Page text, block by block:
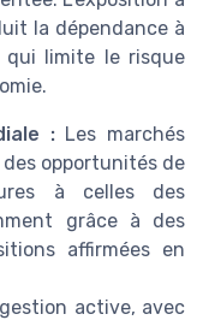
la dépendance à
qui limite le risque
:Les marchés
opportunités de
à celles des
grâce à des
affirmées en
active, avec